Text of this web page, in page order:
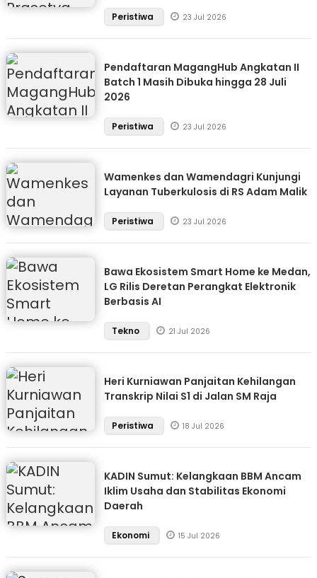
Peristiwa 23 Jul 2026
Pendaftaran MagangHub Angkatan II
Batch 1 Masih Dibuka hingga 28 Juli
2026
Peristiwa 23 Jul 2026
Wamenkes dan Wamendagri Kunjungi
Layanan Tuberkulosis di RS Adam Malik
Peristiwa 23 Jul 2026
Bawa Ekosistem Smart Home ke Medan,
LG Rilis Deretan Perangkat Elektronik
Berbasis AI
Tekno 21 Jul 2026
Heri Kurniawan Panjaitan Kehilangan
Transkrip Nilai S1 di Jalan SM Raja
Peristiwa 18 Jul 2026
KADIN Sumut: Kelangkaan BBM Ancam
Iklim Usaha dan Stabilitas Ekonomi
Daerah
Ekonomi 15 Jul 2026